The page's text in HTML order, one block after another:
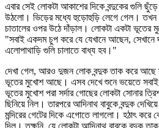
এবার সেই লোকটা আকাশের দিকে বন্দুকের গুলি
উঠলো। ভিড়ের মধ্যে হুড়োহুড়ি লেগে গেল।
চাতালের ওপর উঠে দাঁড়াল। লোকটা একটা ভূতের
"সবাই একদম চুপ করে যে যেখানে আছেন, সেখানে
এলোপাথাড়ি গুলি চালাতে বাধ্য হব।"
দেখা গেল, আরও দুজন লোক বন্দুক তাক করে আছে
ভূতের মুখোশ আছে। এসব দেখে শুনে ভয়েতে
ভূতের মুখোশ পরা সর্দার গোছের লোকটা সোনার
ছিনিয়ে নিল। তারপরে আদিনাথ বাবুকে বন্দুক
মন্দিরের গেটের দিকে এগোতে লাগলো। হঠাৎ করে
দিল। তক্ষুনি, যে লোকটা আদিনাথ বাবুকে বন্দুক